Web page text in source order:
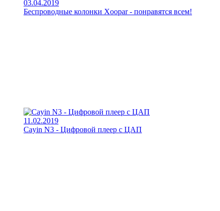
03.04.2019
Беспроводные колонки Xoopar - понравятся всем!
11.02.2019
Cayin N3 - Цифровой плеер с ЦАП